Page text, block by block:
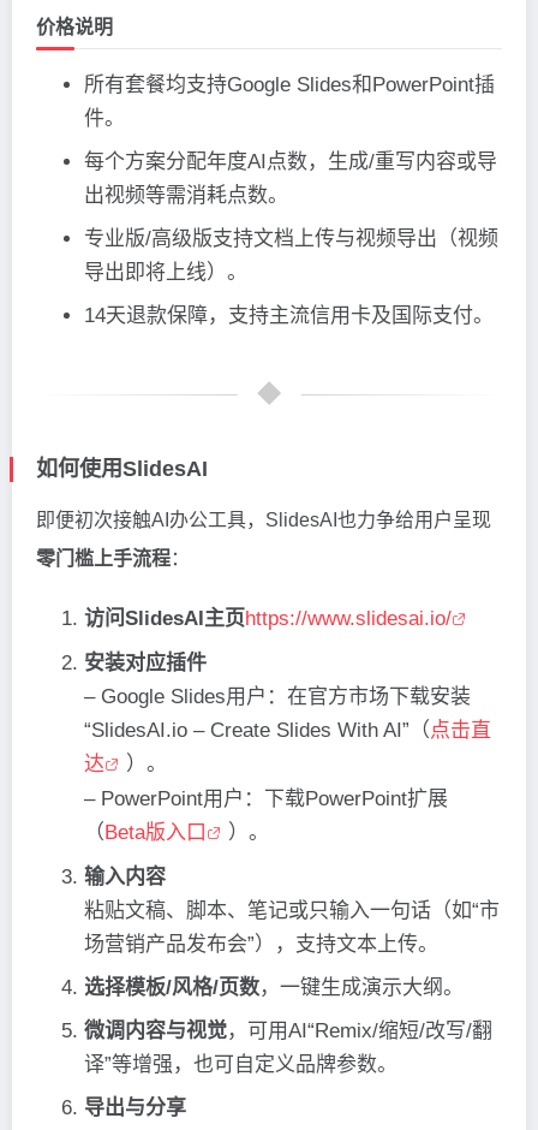
价格说明
所有套餐均支持Google Slides和PowerPoint插
件。
每个方案分配年度AI点数，生成/重写内容或导
出视频等需消耗点数。
专业版/高级版支持文档上传与视频导出（视频
导出即将上线）。
14天退款保障，支持主流信用卡及国际支付。
如何使用SlidesAI
即便初次接触AI办公工具，SlidesAI也力争给用户呈现
零门槛上手流程：
访问SlidesAI主页https://www.slidesai.io/
安装对应插件
– Google Slides用户：在官方市场下载安装
“SlidesAI.io – Create Slides With AI”（ 点击直
达
）。
– PowerPoint用户：下载PowerPoint扩展
（Beta版入口
）。
输入内容
粘贴文稿、脚本、笔记或只输入一句话（如“市
场营销产品发布会”），支持文本上传。
选择模板/风格/页数，一键生成演示大纲。
微调内容与视觉，可用AI“Remix/缩短/改写/翻
译”等增强，也可自定义品牌参数。
导出与分享